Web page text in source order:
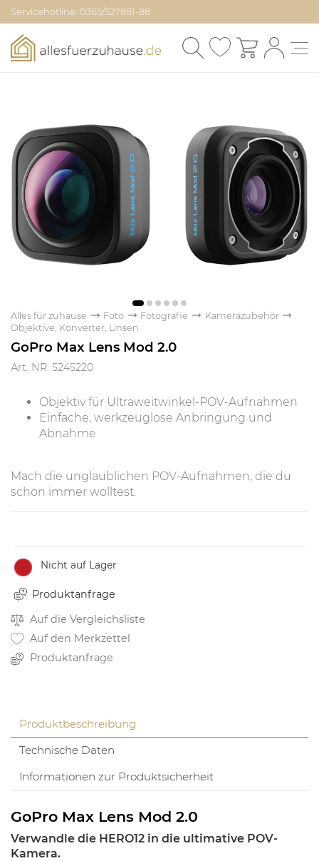
Servicehotline: 0365/527881-88
Alles für zuhause Foto Fotografie
Kamerazubehör
Objektive, Konverter, Linsen
GoPro Max Lens Mod 2.0
Art. NR: 5245220
Objektiv für Ultraweitwinkel-POV-Aufnahmen
Einfache, werkzeuglose Anbringung und
Abnahme
Mach die unglaublichen POV-Aufnahmen, die du
schon immer wolltest.
Nicht auf Lager
Produktanfrage
Auf die Vergleichsliste
Auf den Merkzettel
Produktanfrage
Produktbeschreibung
Technische Daten
Informationen zur Produktsicherheit
GoPro Max Lens Mod 2.0
Verwandle die HERO12 in die ultimative POV-
Kamera.